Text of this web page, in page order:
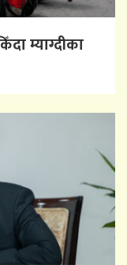
म्याग्दीका